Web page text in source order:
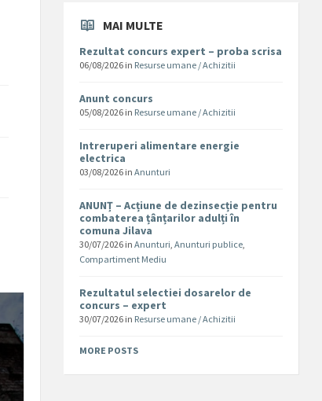
MAI MULTE
Rezultat concurs expert – proba scrisa
06/08/2026 in Resurse umane / Achizitii
Anunt concurs
05/08/2026 in Resurse umane / Achizitii
Intreruperi alimentare energie
electrica
03/08/2026 inAnunturi
ANUNȚ – Acțiune de dezinsecție pentru
combaterea țânțarilor adulți în
comuna Jilava
30/07/2026 inAnunturi,Anunturi publice,
Compartiment Mediu
Rezultatul selectiei dosarelor de
concurs – expert
30/07/2026 in Resurse umane / Achizitii
MORE POSTS